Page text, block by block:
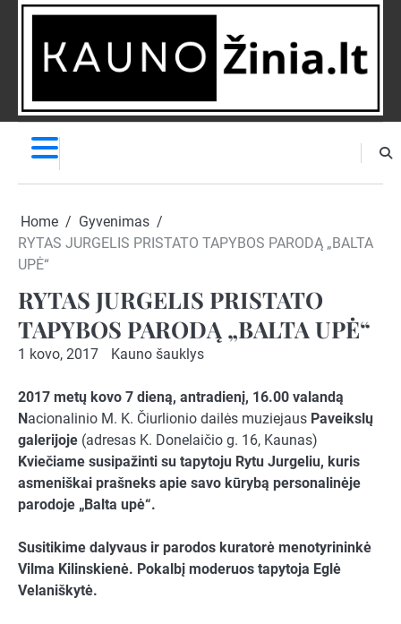
Skip
NAUJIENĄ
Home
Gyvenimas
RYTAS JURGELIS PRISTATO TAPYBOS PARODĄ „BALTA
UPĖ“
RYTAS JURGELIS PRISTATO
TAPYBOS PARODĄ „BALTA UPĖ“
1 kovo, 2017 Kauno šauklys
2017 metų kovo 7 dieną, antradienį, 16.00 valandą
N acionalinio M. K. Čiurlionio dailės muziejaus Paveikslų
galerijoje (adresas K. Donelaičio g. 16, Kaunas)
Kviečiame susipažinti su tapytoju Rytu Jurgeliu, kuris
asmeniškai prašneks apie savo kūrybą personalinėje
parodoje „Balta upė“.
Susitikime dalyvaus ir parodos kuratorė menotyrininkė
Vilma Kilinskienė. Pokalbį moderuos tapytoja Eglė
Velaniškytė.